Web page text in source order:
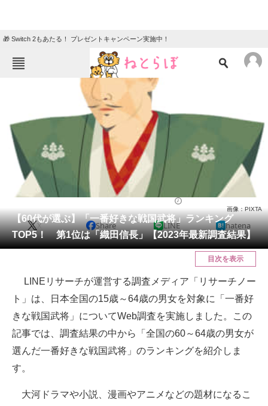
🎁 Switch 2もあたる！ プレゼントキャンペーン実施中！
ニュース
エンタメ クイズ
グルメ 地域
住まい 教育・育児
動物 リサーチ
会員記事
メディア
ITの今と未来を見通す
スマホと通信の最新トレンド
進化するPCとデバイスの未来
ビジネスと働き方のヒント
【60代が選ぶ】「一番好きな戦国武将」ランキング
TOP5！ 第1位は「織田信長」【2023年最新調査結果】
画像：PIXTA
X Share LINE hatena
目次を表示
LINEリサーチが運営する調査メディア「リサーチノー
ト」は、日本全国の15歳～64歳の男女を対象に「一番好
きな戦国武将」についてWeb調査を実施しました。この
記事では、調査結果の中から「全国の60～64歳の男女が
選んだ一番好きな戦国武将」のランキングを紹介しま
す。
大河ドラマや小説、漫画やアニメなどの題材になるこ